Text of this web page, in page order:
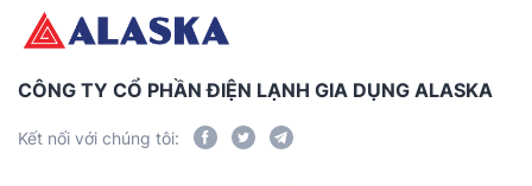
CÔNG TY CỔ PHẦN ĐIỆN LẠNH GIA DỤNG ALASKA
Kết nối với chúng tôi: